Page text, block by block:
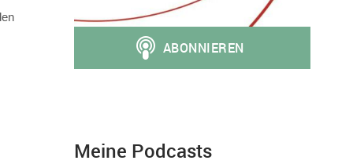
Meine Podcasts